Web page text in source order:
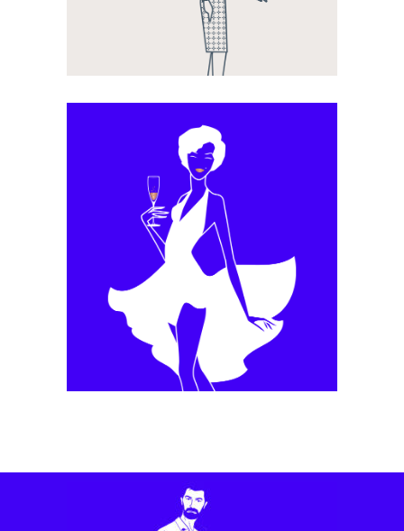
La Caisse des Dépôts
Motion Design
Möet Hennessy